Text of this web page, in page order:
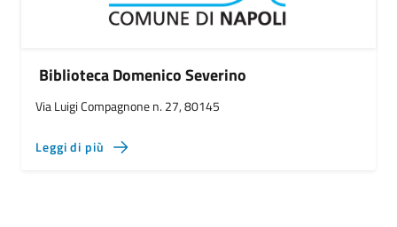
Biblioteca Domenico Severino
Via Luigi Compagnone n. 27, 80145
Leggi di più